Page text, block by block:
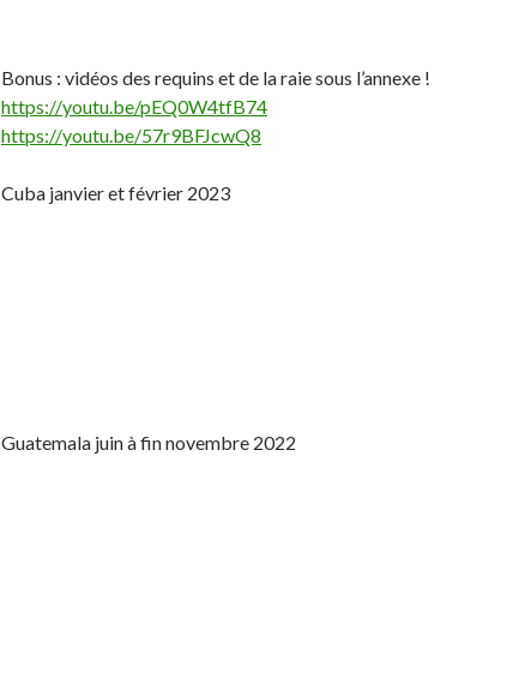
Bonus : vidéos des requins et de la raie sous l’annexe !
https://youtu.be/pEQ0W4tfB74
https://youtu.be/57r9BFJcwQ8
Cuba janvier et février 2023
Guatemala juin à fin novembre 2022